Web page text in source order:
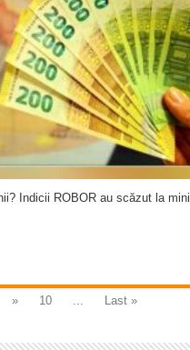
Indicii ROBOR au scăzut la
» 10 Last »